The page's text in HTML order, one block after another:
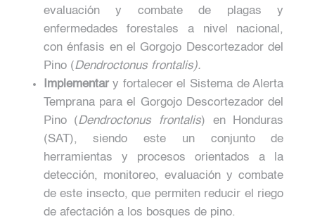
evaluación y combate de plagas y
enfermedades forestales a nivel nacional,
con énfasis en el Gorgojo Descortezador del
Pino (Dendroctonus frontalis).
Implementary fortalecer el Sistema de Alerta
Temprana para el Gorgojo Descortezador del
Pino (Dendroctonus frontalis) en Honduras
(SAT), siendo este un conjunto de
herramientas y procesos orientados a la
detección, monitoreo, evaluación y combate
de este insecto, que permiten reducir el riego
de afectación a los bosques de pino.